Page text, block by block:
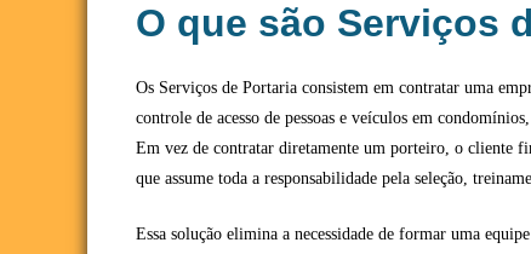
O que são Serviços
Os Serviços de Portaria consistem em contratar uma
controle de acesso de pessoas e veículos em
Em vez de contratar diretamente um porteiro, o cliente
que assume toda a responsabilidade pela seleção,
Essa solução elimina a necessidade de formar uma